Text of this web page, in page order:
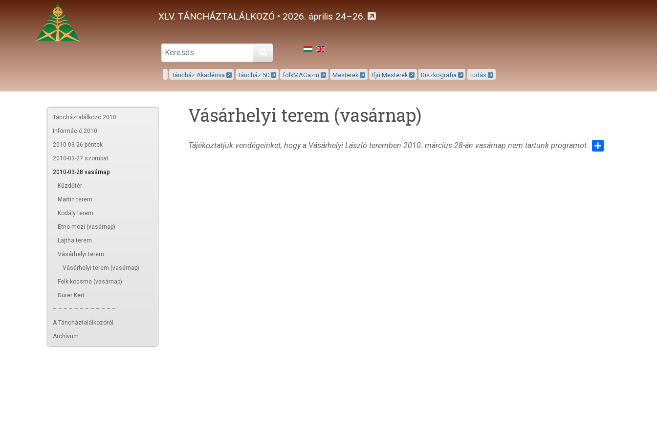
XLV. TÁNCHÁZTALÁLKOZÓ • 2026. április 24–26.
Keresés
Táncház Akadémia Táncház 50 folkMAGazin Mesterek Ifjú Mesterek Diszkográfia Tudás
Táncháztalálkozó 2010
Információ 2010
2010-03-26 péntek
2010-03-27 szombat
2010-03-28 vasárnap
Küzdőtér
Martin terem
Kodály terem
Etno-mozi (vasárnap)
Lajtha terem
Vásárhelyi terem
Vásárhelyi terem (vasárnap)
Folk-kocsma (vasárnap)
Dürer Kert
– – – – – – – – – – – –
A Táncháztalálkozóról
Archívum
Vásárhelyi terem (vasárnap)
Tájékoztatjuk vendégeinket, hogy a Vásárhelyi László teremben 2010. március 28-án vasárnap nem tartunk programot.